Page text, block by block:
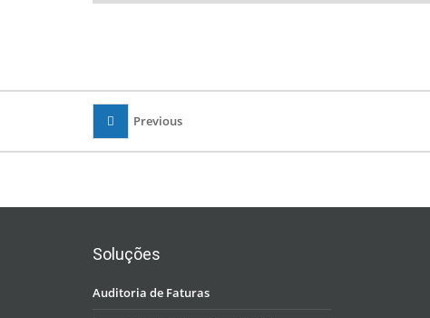
Previous
Soluções
Auditoria de Faturas